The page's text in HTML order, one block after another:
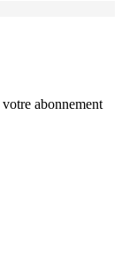
abonnement